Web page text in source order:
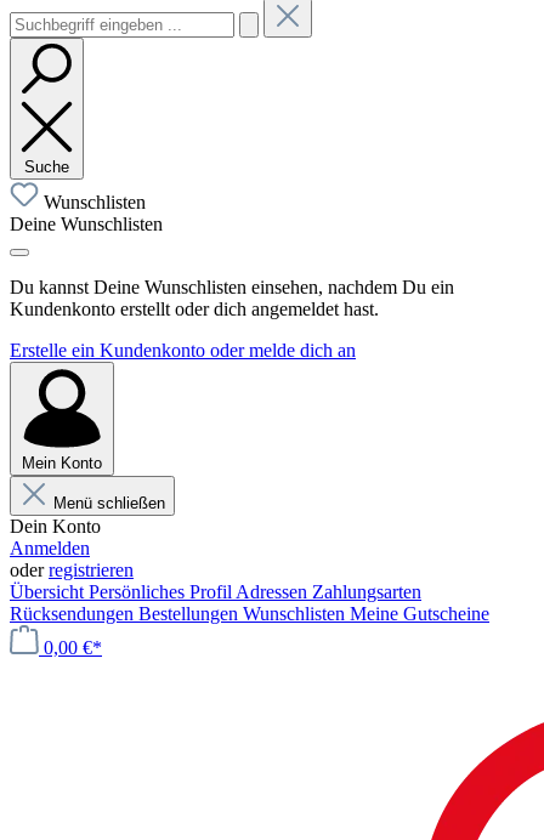
Suche
Wunschlisten
Deine Wunschlisten
Du kannst Deine Wunschlisten einsehen, nachdem Du ein
Kundenkonto erstellt oder dich angemeldet hast.
Erstelle ein Kundenkonto oder melde dich an
Mein Konto
Menü schließen
Dein Konto
Anmelden
oderregistrieren
Übersicht Persönliches Profil Adressen Zahlungsarten
Rücksendungen Bestellungen Wunschlisten Meine Gutscheine
0,00 €*